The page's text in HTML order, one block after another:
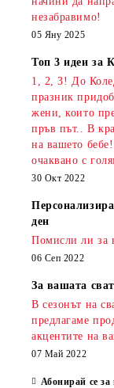
незабравимо!
05 Яну 2025
Топ 3 идеи за
1, 2, 3! До
празник
жени, които
пръв път.. В
на вашето
очаквано с
30 Окт 2022
ден
Помисли ли за
06 Сеп 2022
За вашата
В сезонът на
предлагаме
акцентите на
07 Май 2022
Абонирай се за